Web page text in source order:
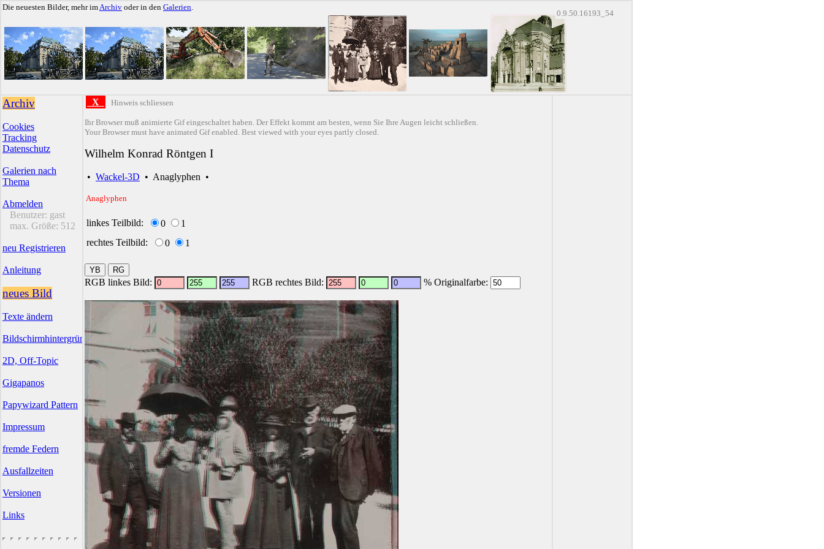
Die neuesten Bilder, mehr imArchiv oder in den Galerien.
0.9.50.16193_54
Archiv
Cookies
Tracking
Datenschutz
Galerien nach
Thema
Abmelden
Benutzer: gast
max. Größe: 512
neu Registrieren
Anleitung
neues Bild
Texte ändern
Bildschirmhintergründe
2D, Off-Topic
Gigapanos
Papywizard Pattern
Impressum
fremde Federn
Ausfallzeiten
Versionen
Links
X Hinweis schliessen
Ihr Browser muß animierte Gif eingeschaltet haben. Der Effekt kommt am besten, wenn Sie Ihre Augen leicht schließen.
Your Browser must have animated Gif enabled. Best viewed with your eyes partly closed.
Wilhelm Konrad Röntgen I
• Wackel-3D • Anaglyphen •
Anaglyphen
linkes Teilbild: 0
1
rechtes Teilbild:
0 1
RGB linkes Bild: RGB rechtes Bild: % Originalfarbe: